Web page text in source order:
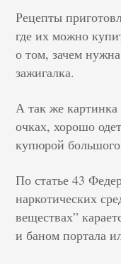
Рецепты
где их можно
о том, зачем
зажигалка.
А так же
очках, хорошо
купюрой
По статье 43
наркотических
веществах”
и баном портала